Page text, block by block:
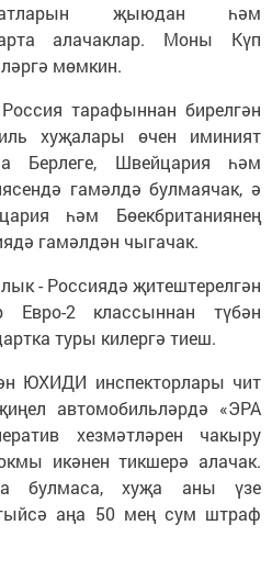
җыюдан һәм
алачаклар. Моны Күп
мөмкин.
тарафыннан бирелгән
хуҗалары өчен иминият
Берлеге, Швейцария һәм
гамәлдә булмаячак, ә
һәм Бөекбританиянең
гамәлдән чыгачак.
- Россиядә җитештерелгән
Евро-2 классыннан түбән
туры килергә тиеш.
ЮХИДИ инспекторлары чит
автомобильләрдә «ЭРА
хезмәтләрен чакыру
икәнен тикшерә алачак.
булмаса, хуҗа аны үзе
аңа 50 мең сум штраф